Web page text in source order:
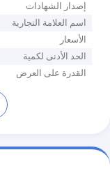
إصدار الشهادات
اسم العلامة التجارية
الأسعار
الحد الأدنى لكمية
القدرة على العرض